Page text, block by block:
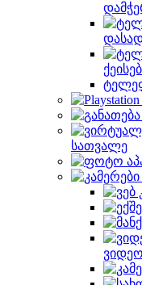
სათვალე